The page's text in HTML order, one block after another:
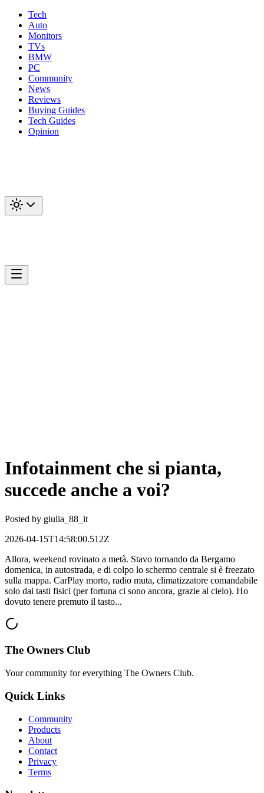
Tech
Auto
Monitors
TVs
BMW
PC
Community
News
Reviews
Buying Guides
Tech Guides
Opinion
Infotainment che si pianta,
succede anche a voi?
Posted by giulia_88_it
2026-04-15T14:58:00.512Z
Allora, weekend rovinato a metà. Stavo tornando da Bergamo
domenica, in autostrada, e di colpo lo schermo centrale si è freezato
sulla mappa. CarPlay morto, radio muta, climatizzatore comandabile
solo dai tasti fisici (per fortuna ci sono ancora, grazie al cielo). Ho
dovuto tenere premuto il tasto...
The Owners Club
Your community for everything The Owners Club.
Quick Links
Community
Products
About
Contact
Privacy
Terms